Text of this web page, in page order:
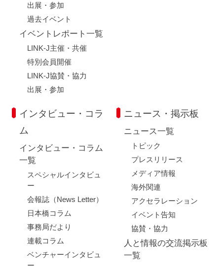
出展・参加
過去イベント
イベントレポート一覧
LINK-J主催・共催
特別会員開催
LINK-J協賛・協力
出展・参加
インタビュー・コラ
ム
インタビュー・コラム
一覧
スペシャルインタビュ
ー
会報誌（News Letter）
日本橋コラム
事務局だより
連載コラム
ベンチャーインタビュ
ー
ニュース・掲示板
ニュース一覧
トピック
プレスリリース
メディア情報
海外関連
アクセラレーション
イベント告知
協賛・協力
人と情報の交流掲示板
一覧